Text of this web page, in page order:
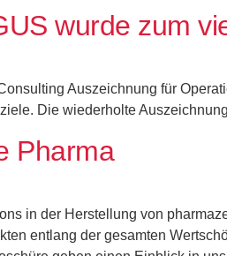
wurde zum
Auszeichnung für
Die wiederholte
Pharma
in der Herstellung von
entlang der gesamten